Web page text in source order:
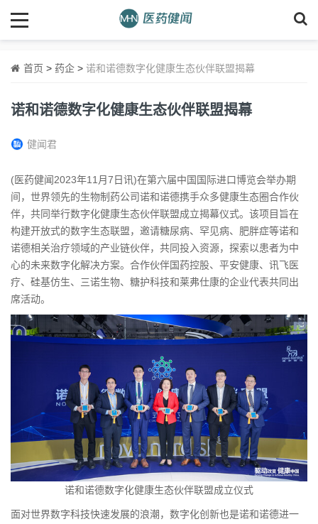
首页 > 药企 > 诺和诺德数字化健康生态伙伴联盟揭幕
诺和诺德数字化健康生态伙伴联盟揭幕
健闻君
(医药健闻2023年11月7日讯)在第六届中国国际进口博览会举办期
间，世界领先的生物制药公司诺和诺德携手众多健康生态圈合作伙
伴，共同举行数字化健康生态伙伴联盟成立揭幕仪式。该项目旨在
构建开放式的数字生态联盟，邀请糖尿病、罕见病、肥胖症等诺和
诺德相关治疗领域的产业链伙伴，共同投入资源，探索以患者为中
心的未来数字化解决方案。合作伙伴国药控股、平安健康、讯飞医
疗、硅基仿生、三诺生物、糖护科技和莱弗仕康的企业代表共同出
席活动。
诺和诺德数字化健康生态伙伴联盟成立仪式
面对世界数字科技快速发展的浪潮，数字化创新也是诺和诺德进一